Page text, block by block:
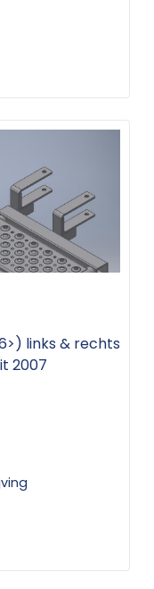
links & rechts
2007